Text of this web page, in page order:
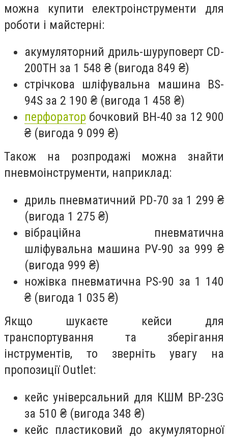
можна купити електроінструменти для
роботи і майстерні:
акумуляторний дриль-шуруповерт CD-
200TH за 1 548 ₴ (вигода 849 ₴)
стрічкова шліфувальна машина BS-
94S за 2 190 ₴ (вигода 1 458 ₴)
перфоратор бочковий BH-40 за 12 900
₴ (вигода 9 099 ₴)
Також на розпродажі можна знайти
пневмоінструменти, наприклад:
дриль пневматичний PD-70 за 1 299 ₴
(вигода 1 275 ₴)
вібраційна пневматична
шліфувальна машина PV-90 за 999 ₴
(вигода 999 ₴)
ножівка пневматична PS-90 за 1 140
₴ (вигода 1 035 ₴)
Якщо шукаєте кейси для
транспортування та зберігання
інструментів, то зверніть увагу на
пропозиції Outlet:
кейс універсальний для КШМ BP-23G
за 510 ₴ (вигода 348 ₴)
кейс пластиковий до акумуляторної